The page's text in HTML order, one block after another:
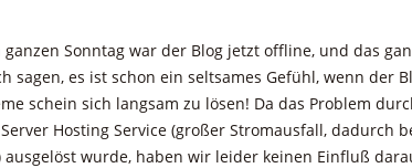
Sonntag war der Blog jetzt offline, und das
sagen, es ist schon ein seltsames Gefühl, wenn der
schein sich langsam zu lösen! Da das Problem
Hosting Service (großer Stromausfall, dadurch
ausgelöst wurde, haben wir leider keinen Einfluß